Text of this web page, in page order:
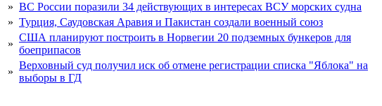
» ВС России поразили 34 действующих в интересах ВСУ морских судна
» Турция, Саудовская Аравия и Пакистан создали военный союз
»
США планируют построить в Норвегии 20 подземных бункеров для
боеприпасов
»
Верховный суд получил иск об отмене регистрации списка "Яблока" на
выборы в ГД